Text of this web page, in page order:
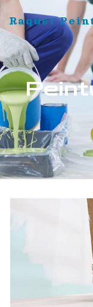
Panneau de
Raquet